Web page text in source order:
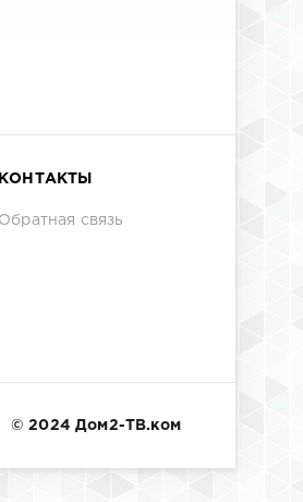
КОНТАКТЫ
Обратная связь
© 2024 Дом2-ТВ.ком